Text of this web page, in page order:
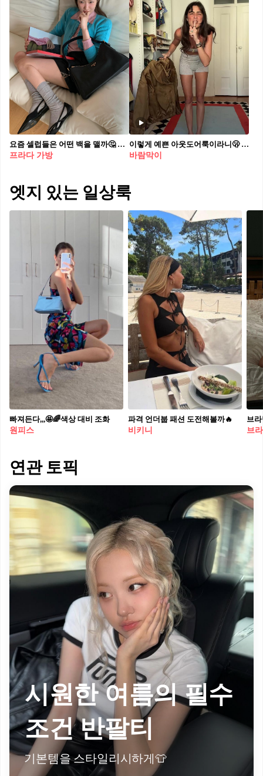
요즘 셀럽들은 어떤 백을 맬까🤔 브랜드별로 정리한 셀럽들의 가방 정보! 참고해봐🙌 1. 차정원: 프라다 - 에메 라지 가죽 숄더백 2. 크리스탈: 폴로 랄프 로렌 - RL 888 박스 카프스킨 크로스바디 3. 지수: 더로우 - 하프 문 가죽 숄더 백 4. 이주연: 지미추 - 다이아몬드 토트 백 5. 하니: 구찌 - GG 밀라노 미니 숄더백 6. 설현: 쿠론 - 몬 드 라피아(Mon de Raffia) 토트 13 카라멜 카페 7. 해린: 디올 - 스몰 디올 카로 백팩(국내에만 선출시)
프라다 가방
이렇게 예쁜 아웃도어룩이라니🫢 말 그대로 '실용성에 스타일까지 더한' 프라다룩✨
바람막이
엣지 있는 일상룩
빠져든다,,,🤩🌈색상 대비 조화
원피스
파격 언더붑 패션 도전해볼까🔥
비키니
브
브
연관 토픽
시원한 여름의 필수
조건 반팔티
기본템을 스타일리시하게👕